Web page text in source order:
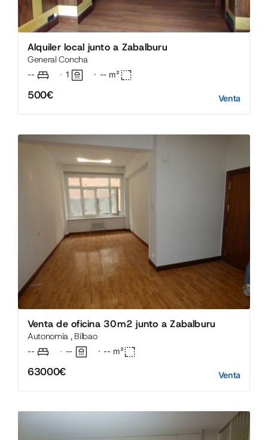
Alquiler local junto a Zabalburu
General Concha
-- · 1 · -- m²
500€ Venta
Venta de oficina 30m2 junto a Zabalburu
Autonomia , Bilbao
-- · -- · -- m²
63000€ Venta